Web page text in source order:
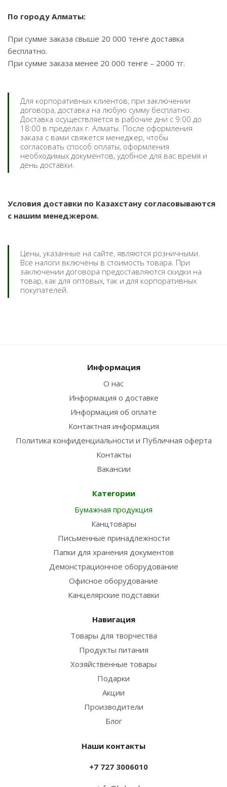
По городу Алматы:
При сумме заказа свыше 20 000 тенге доставка
бесплатно.
При сумме заказа менее 20 000 тенге – 2000 тг.
Для корпоративных клиентов, при заключении
договора, доставка на любую сумму бесплатно.
Доставка осуществляется в рабочие дни с 9:00 до
18:00 в пределах г. Алматы. После оформления
заказа с вами свяжется менеджер, чтобы
согласовать способ оплаты, оформления
необходимых документов, удобное для вас время и
день доставки.
Условия доставки по Казахстану согласовываются
с нашим менеджером.
Цены, указанные на сайте, являются розничными.
Все налоги включены в стоимость товара. При
заключении договора предоставляются скидки на
товар, как для оптовых, так и для корпоративных
покупателей.
Информация
О нас
Информация о доставке
Информация об оплате
Контактная информация
Политика конфиденциальности и Публичная оферта
Контакты
Вакансии
Категории
Бумажная продукция
Канцтовары
Письменные принадлежности
Папки для хранения документов
Демонстрационное оборудование
Офисное оборудование
Канцелярские подставки
Навигация
Товары для творчества
Продукты питания
Хозяйственные товары
Подарки
Акции
Производители
Блог
Наши контакты
+7 727 3006010